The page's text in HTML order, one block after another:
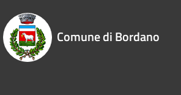
Comune di Bordano